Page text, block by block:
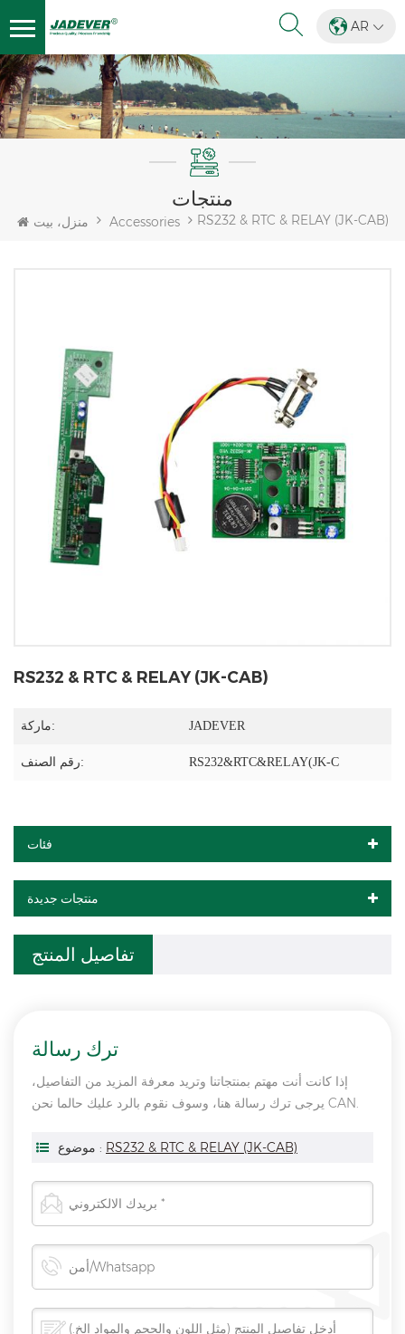
AR
منتجات
منزل، بيت Accessories RS232 & RTC & RELAY (JK-CAB)
RS232 & RTC & RELAY (JK-CAB)
ماركة: JADEVER
رقم الصنف: RS232&RTC&RELAY(JK-C
فئات
منتجات جديدة
تفاصيل المنتج
ترك رسالة
إذا كانت أنت مهتم بمنتجاتنا وتريد معرفة المزيد من التفاصيل،
يرجى ترك رسالة هنا، وسوف نقوم بالرد عليك حالما نحن CAN.
موضوع : RS232 & RTC & RELAY (JK-CAB)